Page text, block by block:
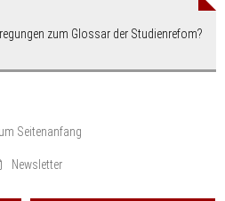
zum Glossar der Studienrefom?
Seitenanfang
Newsletter